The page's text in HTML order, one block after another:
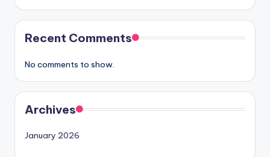
Recent Comments
No comments to show.
Archives
January 2026